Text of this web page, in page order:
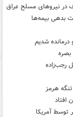
در نیروهای مسلح عراق
بدهی بیمه‌ها
رجب‌زاده
هرمز
افتاد
توسط آمریکا